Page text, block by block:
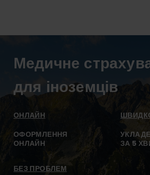
primary
main
footerYesPojisteni.cz
Online
všech
pojištění
pojišťoven
trhu.
Медичне
для іноземців
ОНЛАЙН
ОФОРМЛЕННЯ
ОНЛАЙН
ЗА 5
БЕЗ ПРОБЛЕМ